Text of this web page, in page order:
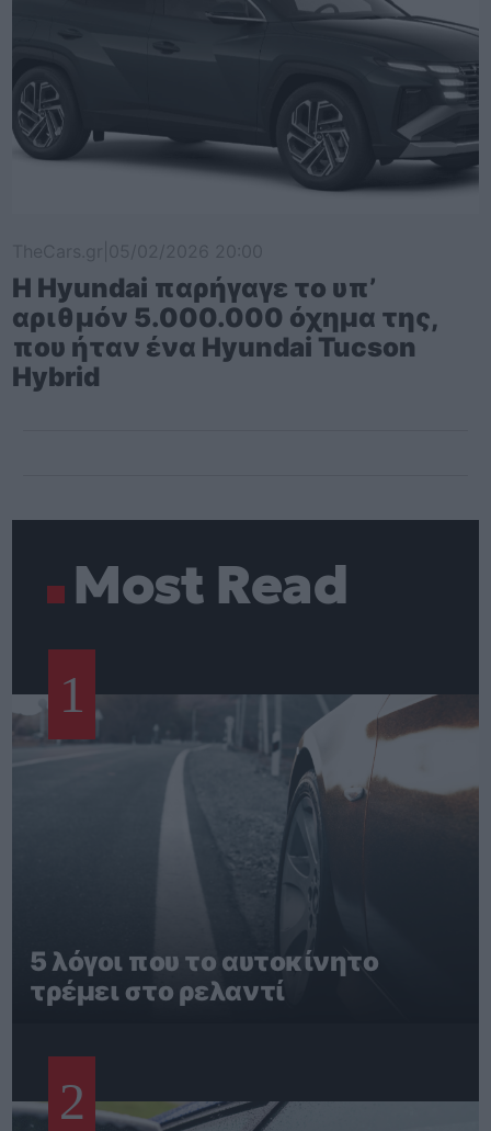
Η Hyundai παρήγαγε το υπ’
αριθμόν 5.000.000 όχημα της,
που ήταν ένα Hyundai Tucson
Hybrid
Most Read
1
5 λόγοι που το αυτοκίνητο
τρέμει στο ρελαντί
2